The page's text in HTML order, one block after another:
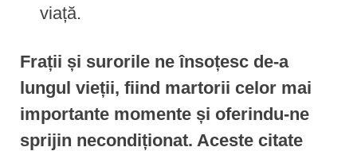
viață.
Frații și surorile ne însoțesc de-a
lungul vieții, fiind martorii celor mai
importante momente și oferindu-ne
sprijin necondiționat. Aceste citate